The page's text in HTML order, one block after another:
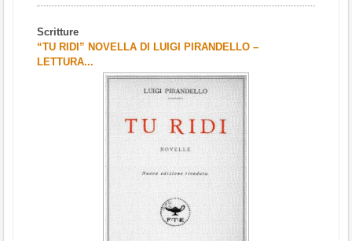
Scritture
“TU RIDI” NOVELLA DI LUIGI PIRANDELLO –
LETTURA...